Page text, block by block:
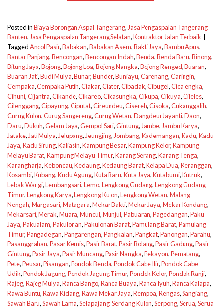
Posted inBiaya Borongan Aspal Tangerang,Jasa Pengaspalan Tangerang
Banten,Jasa Pengaspalan Tangerang Selatan,Kontraktor Jalan Terbaik
TaggedAncol Pasir,Babakan,Babakan Asem,Bakti Jaya,Bambu Apus,
Bantar Panjang,Bencongan,Bencongan Indah,Benda,Benda Baru,Binong,
Bitung Jaya,Bojong,Bojong Loa,Bojong Nangka,Bojong Renged,Buaran,
Buaran Jati,Budi Mulya,Bunar,Bunder,Buniayu,Carenang,Caringin,
Cempaka,Cempaka Putih,Ciakar,Ciater,Cibadak,Cibugel,Cicalengka,
Cihuni,Cijantra,Cikande,Cikareo,Cikasungka,Cikupa,Cikuya,Cileles,
Cilenggang,Cipayung,Ciputat,Cireundeu,Cisereh,Cisoka,Cukanggalih,
Curug Kulon,Curug Sangereng,Curug Wetan,DangdeurJayanti,Daon,
Daru,Dukuh,Gelam Jaya,Gempol Sari,Gintung,Jambe,Jambu Karya,
Jatake,Jati Mulya,Jelupang,Jeungjing,Jombang,Kademangan,Kadu,Kadu
Jaya,Kadu Sirung,Kaliasin,Kampung Besar,Kampung Kelor,Kampung
Melayu Barat,Kampung Melayu Timur,Karang Serang,Karang Tenga,
Karangharja,Keboncau,Kedaung,Kedaung Barat,Kelapa Dua,Keranggan,
Kosambi,Kubang,Kudu Agung,Kuta Baru,Kuta Jaya,Kutabumi,Kutruk,
Lebak Wangi,Lembangsari,Lemo,Lengkong Gudang,Lengkong Gudang
Timur,Lengkong Karya,Lengkong Kulon,Lengkong Wetan,Malang
Nengah,Margasari,Matagara,Mekar Bakti,Mekar Jaya,Mekar Kondang,
Mekarsari,Merak,Muara,Muncul,Munjul,Pabuaran,Pagedangan,Paku
Jaya,Pakualam,Pakulonan,Pakulonan Barat,Pamulang Barat,Pamulang
Timur,Pangadegan,Pangarengan,Pangkalan,Pangkat,Panongan,Parahu,
Pasanggrahan,Pasar Kemis,Pasir Barat,Pasir Bolang,Pasir Gadung,Pasir
Gintung,Pasir Jaya,Pasir Muncang,Pasir Nangka,Pekayon,Pematang,
Pete,Peusar,Pisangan,Pondok Benda,Pondok Cabe Ilir,Pondok Cabe
Udik,Pondok Jagung,Pondok Jagung Timur,Pondok Kelor,Pondok Ranji,
Rajeg,Rajeg Mulya,Ranca Bango,Ranca Buaya,Ranca Iyuh,Ranca Kalapa,
Rawa Buntu,Rawa Kidang,Rawa Mekar Jaya,Rempoa,Rengas,Sangiang,
Sawah Baru,Sawah Lama,Selapajang,Serdang Kulon,Serpong,Serua,Serua